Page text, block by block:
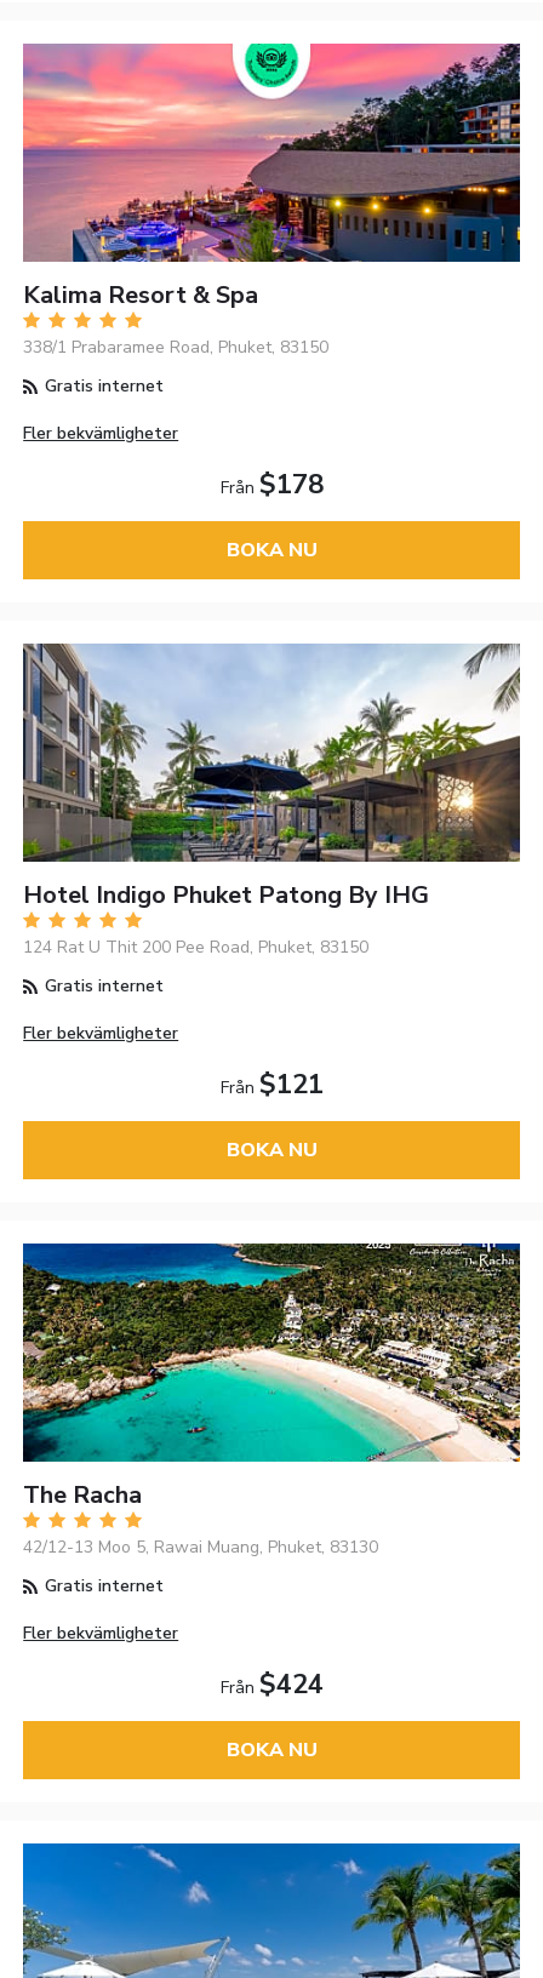
Kalima Resort & Spa
338/1 Prabaramee Road, Phuket, 83150
Gratis internet
Fler bekvämligheter
Från $178
BOKA NU
Hotel Indigo Phuket Patong By IHG
124 Rat U Thit 200 Pee Road, Phuket, 83150
Gratis internet
Fler bekvämligheter
Från $121
BOKA NU
The Racha
42/12-13 Moo 5, Rawai Muang, Phuket, 83130
Gratis internet
Fler bekvämligheter
Från $424
BOKA NU